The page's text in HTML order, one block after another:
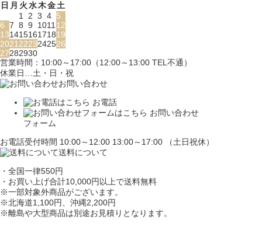
日 月 火水木金土
1
2 3 4 5
6 7 8 9 1011 12
13141516171819
2021 2223242526
27282930
営業時間：10:00～17:00（12:00～13:00 TEL不通）
休業日…土・日・祝
お問い合わせ
お電話
お問い合わせ
フォーム
お電話受付時間 10:00～12:00 13:00～17:00 （土日祝休）
送料について
・全国一律550円
・お買い上げ合計10,000円 以上で送料無料
※一部対象外商品がございます。
※北海道1,100円
、沖縄2,200円
※離島や大型商品は別途お見積りとなります。